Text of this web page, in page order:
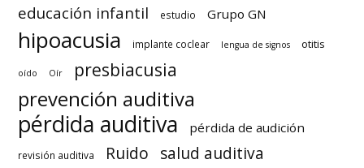
educación infantil estudio Grupo GN
hipoacusia implante coclear lengua de signos otitis
oído Oír presbiacusia
prevención auditiva
pérdida auditiva pérdida de audición
revisión auditiva Ruido salud auditiva